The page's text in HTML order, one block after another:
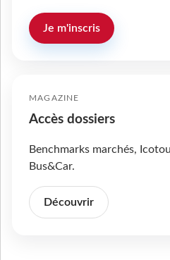
Je m'inscris
MAGAZINE
Accès dossiers
Benchmarks marchés,
Bus&Car.
Découvrir